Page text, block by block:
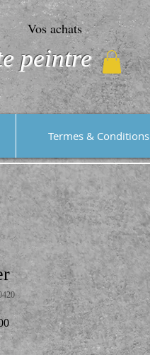
Vos achats
peintre
Termes & Conditions
Price